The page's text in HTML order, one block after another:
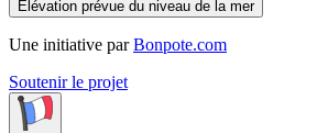
Élévation prévue du niveau de la mer
Une initiative par Bonpote.com
Soutenir le projet